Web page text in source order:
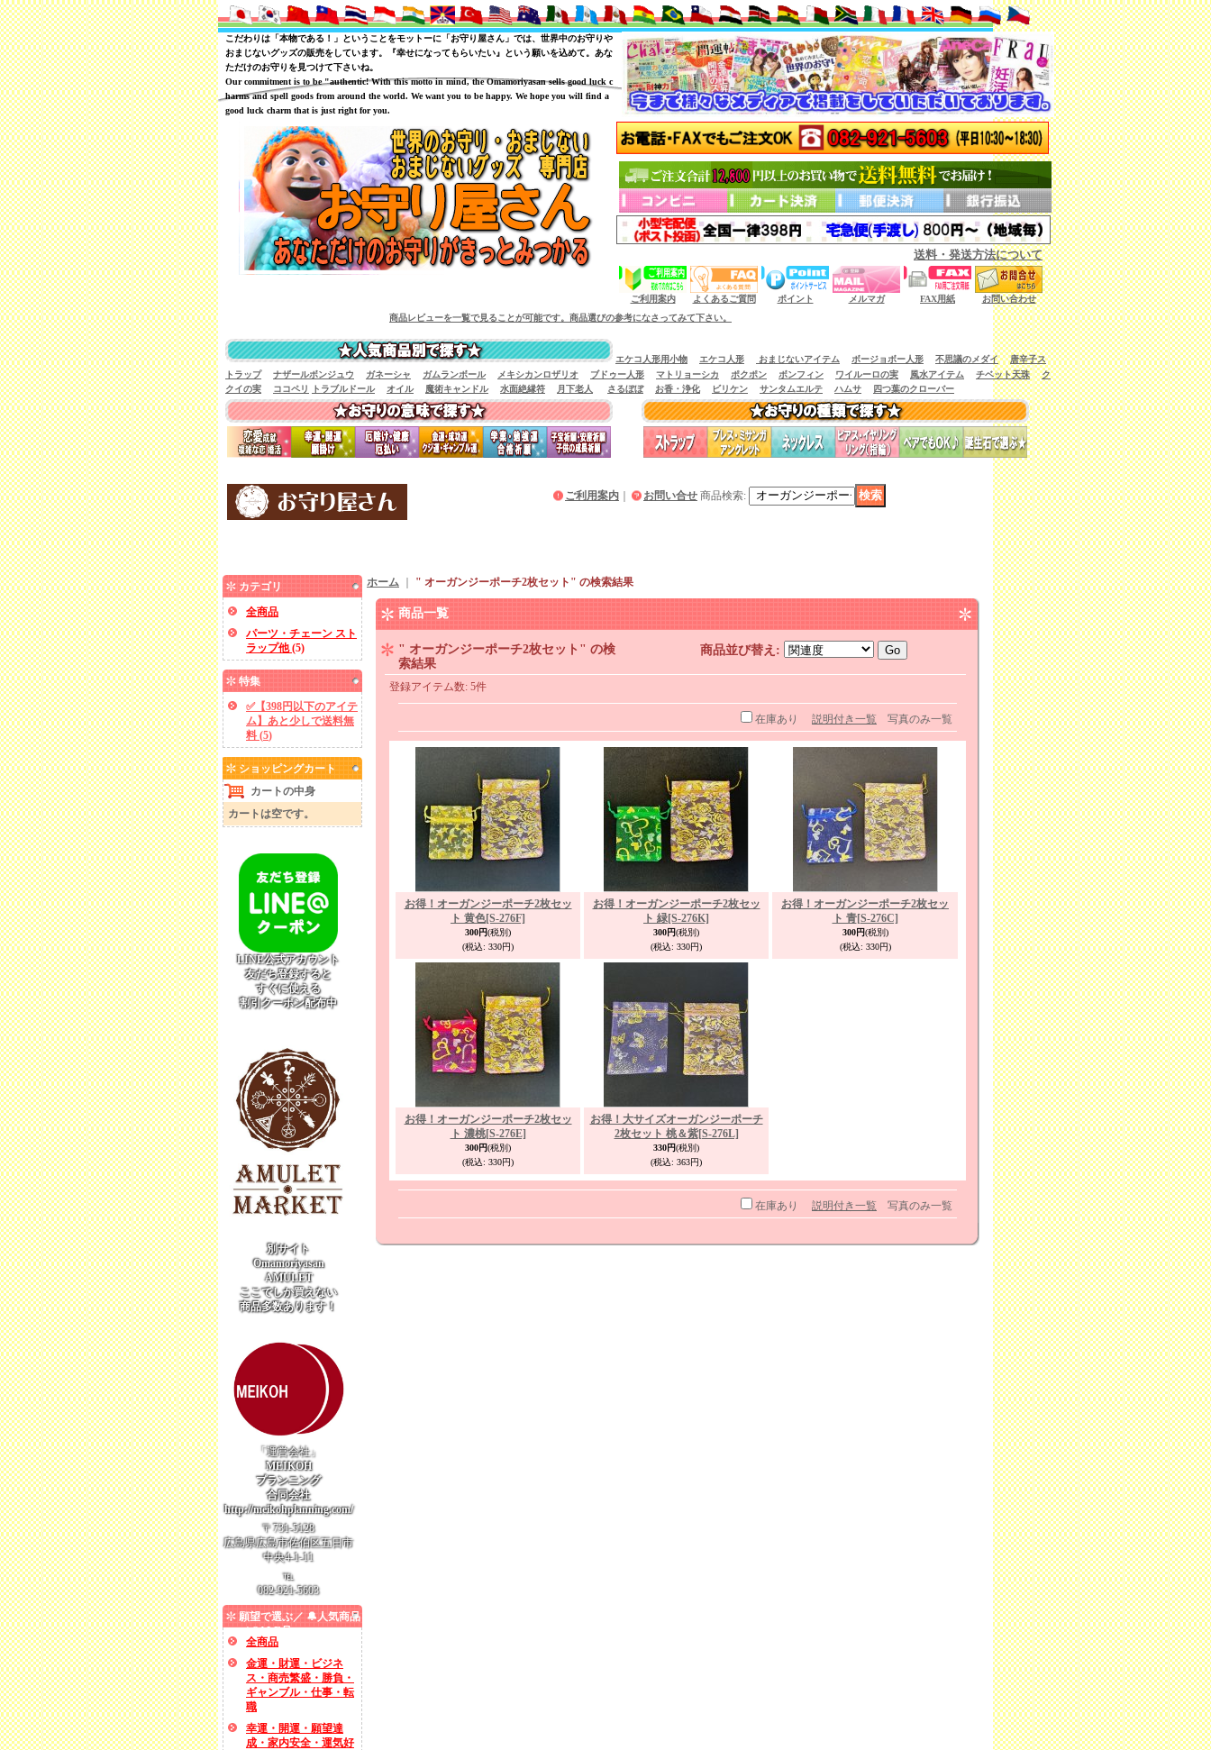
こだわりは「本物である！」ということをモットーに「お守り屋さん」では、世界中のお守りや
おまじないグッズの販売をしています。『幸せになってもらいたい』という願いを込めて。あな
ただけのお守りを見つけて下さいね。
Our commitment is to be "authentic! With this motto in mind, the Omamoriyasan sells good luck c
harms and spell goods from around the world. We want you to be happy. We hope you will find a
good luck charm that is just right for you.
送料・発送方法について
ご利用案内 よくあるご質問 ポイント メルマガ FAX用紙
お問い合わせ
商品レビューを一覧で見ることが可能です。商品選びの参考になさってみて下さい。
エケコ人形用小物 エケコ人形 おまじないアイテム ボージョボー人形 不思議のメダイ
唐辛子ス
トラップ
ナザールボンジュウ ガネーシャ ガムランボール メキシカンロザリオ ブドゥー人形 マトリョーシカ ポクポン ボンフィン ワイルーロの実 風水アイテム チベット天珠
ク
クイの実
ココペリ トラブルドール オイル 魔術キャンドル 水面絶縁符 月下老人 さるぼぼ お香・浄化 ビリケン サンタムエルテ ハムサ 四つ葉のクローバー
ご利用案内 お問い合せ 商品検索:
カテゴリ
全商品
パーツ・チェーン スト
ラップ他(5)
特集
✅【398円以下のアイテ
ム】あと少しで送料無
料 (5)
ショッピングカート
カートの中身
カートは空です。
LINE公式アカウント
友だち登録すると
すぐに使える
割引クーポン配布中
別サイト
Omamoriyasan
AMULET
ここでしか買えない
商品多数あります！
「運営会社」
MEIKOH
プランニング
合同会社
http://meikohplanning.com/
〒731-5128
広島県広島市佐伯区五日市
中央4-1-11
℡
082-921-5603
願望で選ぶ／ 🔔人気商品
／ SALE品
全商品
金運・財運・ビジネ
ス・商売繁盛・勝負・
ギャンブル・仕事・転
職
幸運・開運・願望達
成・家内安全・運気好
ホーム " オーガンジーポーチ2枚セット" の検索結果
商品一覧
" オーガンジーポーチ2枚セット" の検
索結果
商品並び替え :
登録アイテム数: 5件
在庫あり 説明付き一覧 写真のみ一覧
お得！オーガンジーポーチ2枚セッ
ト 黄色[S-276F]
300円(税別)
(税込: 330円)
お得！オーガンジーポーチ2枚セッ
ト 緑[S-276K]
300円(税別)
(税込: 330円)
お得！オーガンジーポーチ2枚セッ
ト 青[S-276C]
300円(税別)
(税込: 330円)
お得！オーガンジーポーチ2枚セッ
ト 濃桃[S-276E]
300円(税別)
(税込: 330円)
お得！大サイズオーガンジーポーチ
2枚セット 桃＆紫[S-276L]
330円(税別)
(税込: 363円)
在庫あり 説明付き一覧 写真のみ一覧